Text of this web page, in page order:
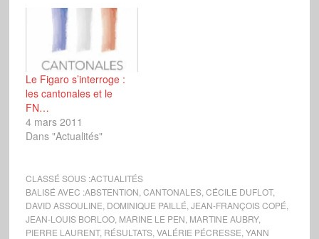
Le Figaro s’interroge :
les cantonales et le
FN…
4 mars 2011
Dans "Actualités"
CLASSÉ SOUS :ACTUALITÉS
BALISÉ AVEC :ABSTENTION CANTONALES, CÉCILE DUFLOT,
DAVID ASSOULINE DOMINIQUE PAILLÉ JEAN-FRANÇOIS COPÉ
JEAN-LOUIS BORLOO, MARINE LE PEN MARTINE AUBRY,
PIERRE LAURENT, RÉSULTATS, VALÉRIE PÉCRESSE YANN